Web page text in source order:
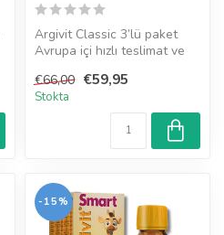
Argivit Classic 3’lü paket
Avrupa içi hızlı teslimat ve
€66,00 €59,95
Stokta
-15%